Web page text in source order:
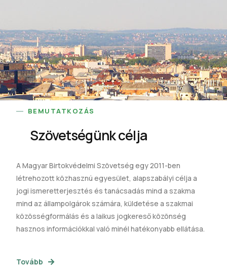
BEMUTATKOZÁS
Szövetségünk célja
A Magyar Birtokvédelmi Szövetség egy 2011-ben
létrehozott közhasznú egyesület, alapszabályi célja a
jogi ismeretterjesztés és tanácsadás mind a szakma
mind az állampolgárok számára, küldetése a szakmai
közösségformálás és a laikus jogkereső közönség
hasznos információkkal való minél hatékonyabb ellátása.
Tovább